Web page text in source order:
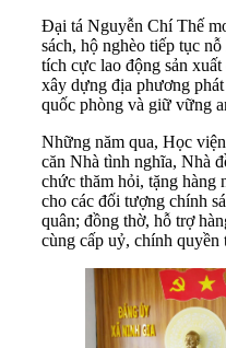
Đại tá Nguyễn Chí Thế
sách, hộ nghèo tiếp tục
tích cực lao động sản
xây dựng địa phương
quốc phòng và giữ vững
Những năm qua, Học
căn Nhà tình nghĩa, Nhà
chức thăm hỏi, tặng hàng
cho các đối tượng chính
quân; đồng thờ, hỗ trợ
cùng cấp uỷ, chính quyền